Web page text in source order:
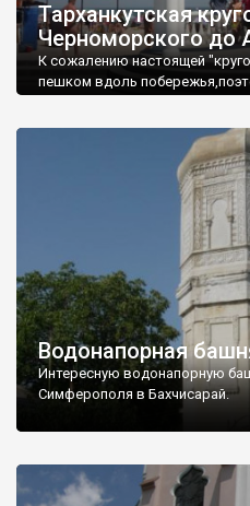
Тарханкутская
Черноморского до
К сожалению настоящей
пешком вдоль
Водонапорная
Интересную водонапорную
Симферополя в Бахчисарай.